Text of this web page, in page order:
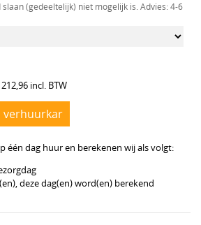
(gedeeltelijk) niet mogelijk is. Advies: 4-6
212,96 incl. BTW
verhuurkar
één dag huur en berekenen wij als volgt:
deze dag(en) word(en) berekend